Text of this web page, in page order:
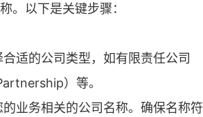
。以下是关键步骤：
适的公司类型，如有限责任公司
）等。
业务相关的公司名称。确保名称符